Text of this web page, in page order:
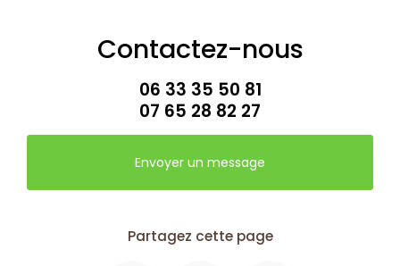
Contactez-nous
06 33 35 50 81
07 65 28 82 27
Envoyer un message
Partagez cette page